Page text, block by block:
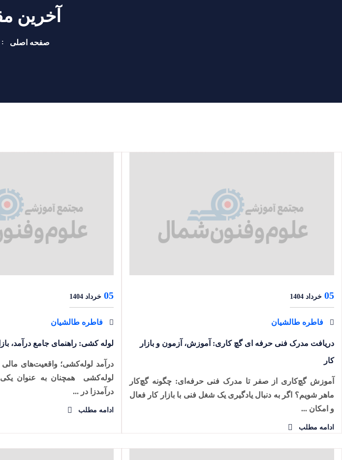
آخرین
صفحه اصلی
05 خرداد 1404
فاطره طالشیان
دریافت مدرک فنی حرفه ای گچ کاری: آموزش، آزمون و بازار
کار
آموزش گچ‌کاری از صفر تا مدرک فنی حرفه‌ای: چگونه گچ‌کار
ماهر شویم؟ اگر به دنبال یادگیری یک شغل فنی با بازار کار فعال
و امکان ...
ادامه مطلب
05 خرداد 1404
فاطره طالشیان
لوله کشی: راهنمای جامع درآمد،
درآمد لوله‌کشی؛ واقعیت‌های
لوله‌کشی همچنان به عنوان
درآمدزا در ...
ادامه مطلب